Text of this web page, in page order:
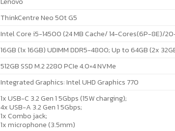
ThinkCentre Neo 50t G5
Intel Core i5-14500 (24 MB Cache/ 14-Cores(6P-8E)/
16GB (1x 16GB) UDIMM DDR5-4800; Up to 64GB (2x
512GB SSD M.2 2280 PCIe 4.0×4 NVMe
Integrated Graphics: Intel UHD Graphics 770
1x USB-C 3.2 Gen 1 5Gbps (15W charging);
4x USB-A 3.2 Gen 1 5Gbps;
1x Combo jack;
1x microphone (3.5mm)